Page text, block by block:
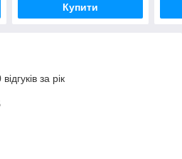
Купити
за рік